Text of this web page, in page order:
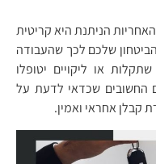
הניתנת היא קריטית
שלכם לכך שהעבודה
או ליקויים יטופלו
החשובים שכדאי לדעת על
קבלן אחראי ואמין.